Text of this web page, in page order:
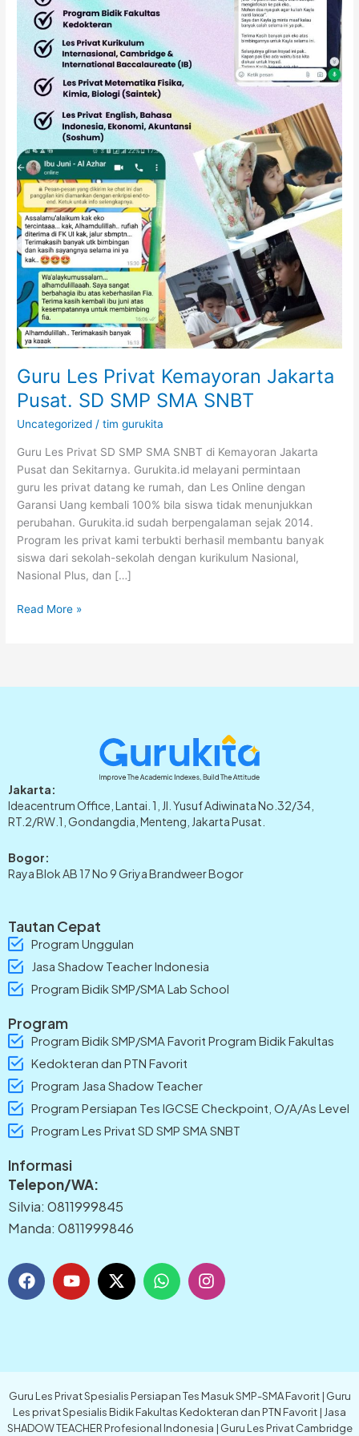
Guru Les Privat Kemayoran Jakarta
Pusat. SD SMP SMA SNBT
Uncategorized /tim gurukita
Guru Les Privat SD SMP SMA SNBT di Kemayoran Jakarta
Pusat dan Sekitarnya. Gurukita.id melayani permintaan
guru les privat datang ke rumah, dan Les Online dengan
Garansi Uang kembali 100% bila siswa tidak menunjukkan
perubahan. Gurukita.id sudah berpengalaman sejak 2014.
Program les privat kami terbukti berhasil membantu banyak
siswa dari sekolah-sekolah dengan kurikulum Nasional,
Nasional Plus, dan […]
SMA
SNBT
Read More »
Jakarta:
Ideacentrum Office, Lantai. 1, Jl. Yusuf Adiwinata No.32/34,
RT.2/RW.1, Gondangdia, Menteng, Jakarta Pusat.
Bogor:
Raya Blok AB 17 No 9 Griya Brandweer Bogor
Tautan Cepat
Program Unggulan
Jasa Shadow Teacher Indonesia
Program Bidik SMP/SMA Lab School
Program
Program Bidik SMP/SMA Favorit Program Bidik Fakultas
Kedokteran dan PTN Favorit
Program Jasa Shadow Teacher
Program Persiapan Tes IGCSE Checkpoint, O/A/As Level
Program Les Privat SD SMP SMA SNBT
Informasi
Telepon/WA:
Silvia: 0811999845
Manda: 0811999846
F
a
c
o
Y
o
u
e
X
-
t
t
e
r
W
h
a
p
I
n
s
r
a
m
Guru Les Privat Spesialis Persiapan Tes Masuk SMP-SMA Favorit | Guru
Les privat Spesialis Bidik Fakultas Kedokteran dan PTN Favorit | Jasa
SHADOW TEACHER Profesional Indonesia | Guru Les Privat Cambridge